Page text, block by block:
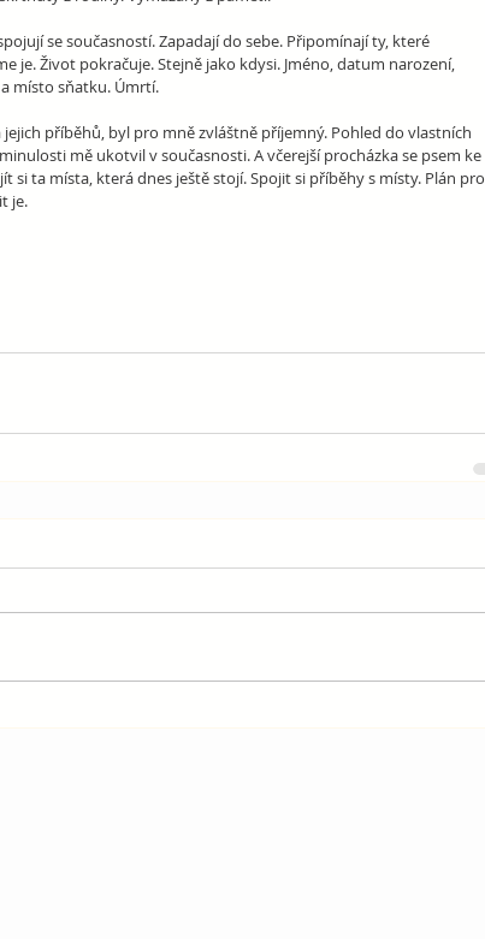
se současností. Zapadají do sebe. Připomínají ty, které
je. Život pokračuje. Stejně jako kdysi. Jméno, datum narození,
místo sňatku. Úmrtí.
příběhů, byl pro mně zvláštně příjemný. Pohled do vlastních
mě ukotvil v současnosti. A včerejší procházka se psem ke
si ta místa, která dnes ještě stojí. Spojit si příběhy s místy. Plán pro
je.